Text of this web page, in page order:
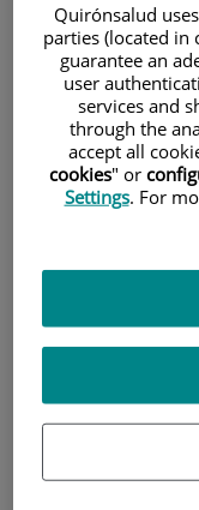
Centro Médico
C/ Vilana, 12
08022
932 906
Quirónsalud
parties (located in
guarantee an
user
services and
through the
accept all
cookies" or
Settings. For